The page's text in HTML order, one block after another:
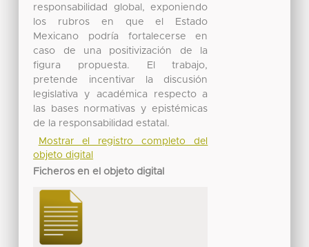
responsabilidad global, exponiendo
los rubros en que el Estado
Mexicano podría fortalecerse en
caso de una positivización de la
figura propuesta. El trabajo,
pretende incentivar la discusión
legislativa y académica respecto a
las bases normativas y epistémicas
de la responsabilidad estatal.
Mostrar el registro completo del
objeto digital
Ficheros en el objeto digital